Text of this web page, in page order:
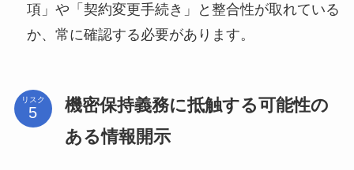
項」や「契約変更手続き」と整合性が取れている
か、常に確認する必要があります。
リスク
機密保持義務に抵触する可能性の
ある情報開示